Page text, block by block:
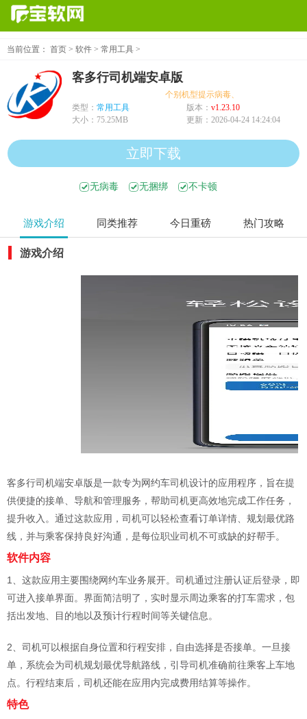
当前位置： 首页 > 软件 > 常用工具 >
客多行司机端安卓版
个别机型提示病毒、木马、危险，均为
类型： 常用工具 版本： v1.23.10
大小： 75.25MB 更新： 2026-04-24 14:24:04
立即下载
无病毒 无捆绑 不卡顿
游戏介绍 同类推荐 今日重磅 热门攻略
游戏介绍
客多行司机端安卓版是一款专为网约车司机设计的应用程序，旨在提
供便捷的接单、导航和管理服务，帮助司机更高效地完成工作任务，
提升收入。通过这款应用，司机可以轻松查看订单详情、规划最优路
线，并与乘客保持良好沟通，是每位职业司机不可或缺的好帮手。
软件内容
1、这款应用主要围绕网约车业务展开。司机通过注册认证后登录，即
可进入接单界面。界面简洁明了，实时显示周边乘客的打车需求，包
括出发地、目的地以及预计行程时间等关键信息。
2、司机可以根据自身位置和行程安排，自由选择是否接单。一旦接
单，系统会为司机规划最优导航路线，引导司机准确前往乘客上车地
点。行程结束后，司机还能在应用内完成费用结算等操作。
特色